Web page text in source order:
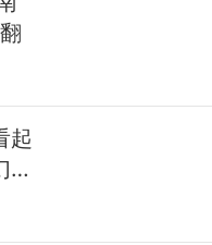
起
经